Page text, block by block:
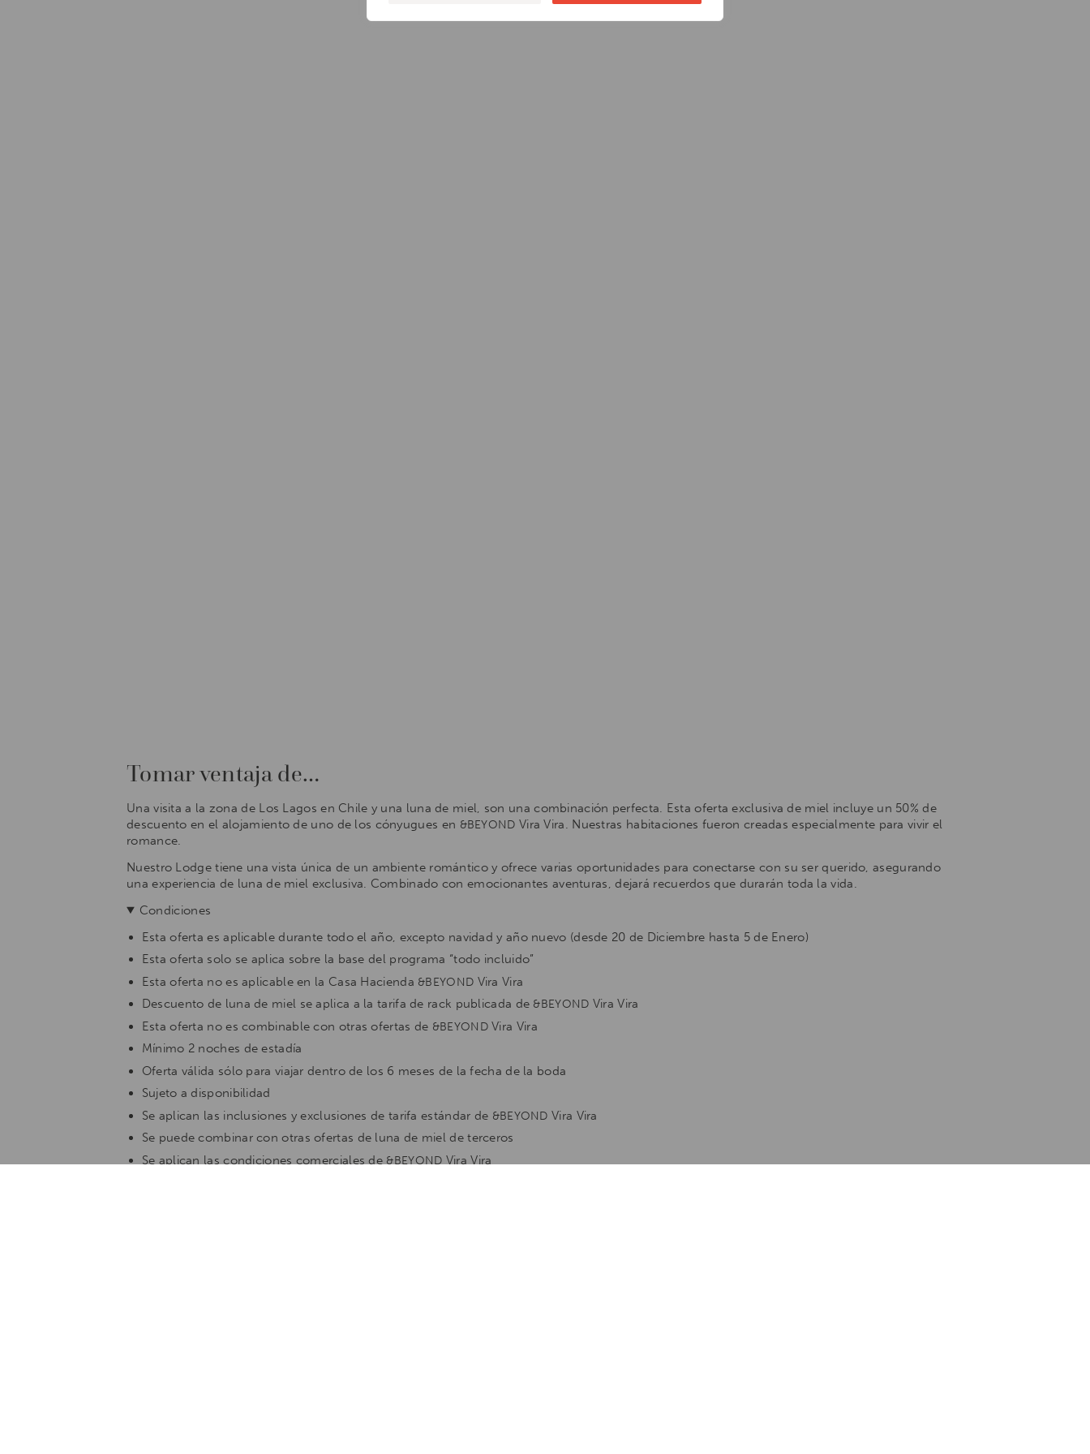
Tomar ventaja de…
Una visita a la zona de Los Lagos en Chile y una luna de miel, son una combinación perfecta. Esta oferta exclusiva de miel incluye un 50% de
descuento en el alojamiento de uno de los cónyugues en &BEYOND Vira Vira. Nuestras habitaciones fueron creadas especialmente para vivir el
romance.
Nuestro Lodge tiene una vista única de un ambiente romántico y ofrece varias oportunidades para conectarse con su ser querido, asegurando
una experiencia de luna de miel exclusiva. Combinado con emocionantes aventuras, dejará recuerdos que durarán toda la vida.
Condiciones
Esta oferta es aplicable durante todo el año, excepto navidad y año nuevo (desde 20 de Diciembre hasta 5 de Enero)
Esta oferta solo se aplica sobre la base del programa “todo incluido”
Esta oferta no es aplicable en la Casa Hacienda &BEYOND Vira Vira
Descuento de luna de miel se aplica a la tarifa de rack publicada de &BEYOND Vira Vira
Esta oferta no es combinable con otras ofertas de &BEYONDVira Vira
Mínimo 2 noches de estadía
Oferta válida sólo para viajar dentro de los 6 meses de la fecha de la boda
Sujeto a disponibilidad
Se aplican las inclusiones y exclusiones de tarifa estándar de &BEYOND Vira Vira
Se puede combinar con otras ofertas de luna de miel de terceros
Se aplican las condiciones comerciales de &BEYOND Vira Vira